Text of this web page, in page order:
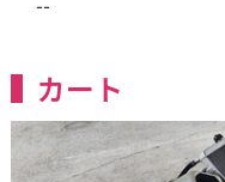
カート